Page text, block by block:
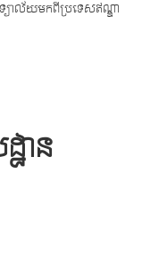
យាល័យមកពីប្រទេសឥណ្ឌា
ាន